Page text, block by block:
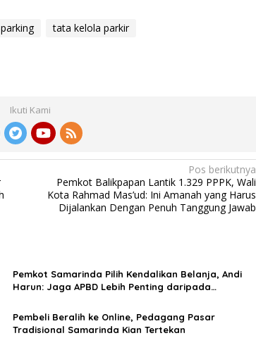
tata kelola parkir
Ikuti Kami
Pos berikutnya
Pemkot Balikpapan Lantik 1.329 PPPK, Wali
Kota Rahmad Mas’ud: Ini Amanah yang Harus
Dijalankan Dengan Penuh Tanggung Jawab
Pemkot Samarinda Pilih Kendalikan Belanja, Andi
Harun: Jaga APBD Lebih Penting daripada
Pembeli Beralih ke Online, Pedagang Pasar
Tradisional Samarinda Kian Tertekan